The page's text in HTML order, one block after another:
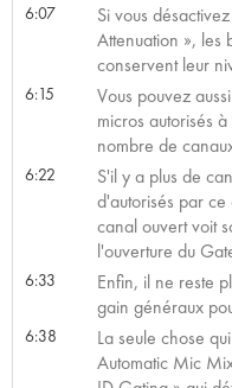
6:07
Si vous
Attenuation », les
conservent leur
6:15
Vous pouvez
micros autorisés
nombre de
6:22
S'il y a plus de
d'autorisés par ce
canal ouvert voit
l'ouverture du
6:33
Enfin, il ne reste
gain généraux
6:38
La seule chose
Automatic Mic